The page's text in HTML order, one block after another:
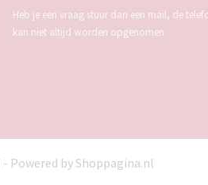
Heb je een vraag stuur dan een mail, de
kan niet altijd worden opgenomen
Powered by Shoppagina.nl